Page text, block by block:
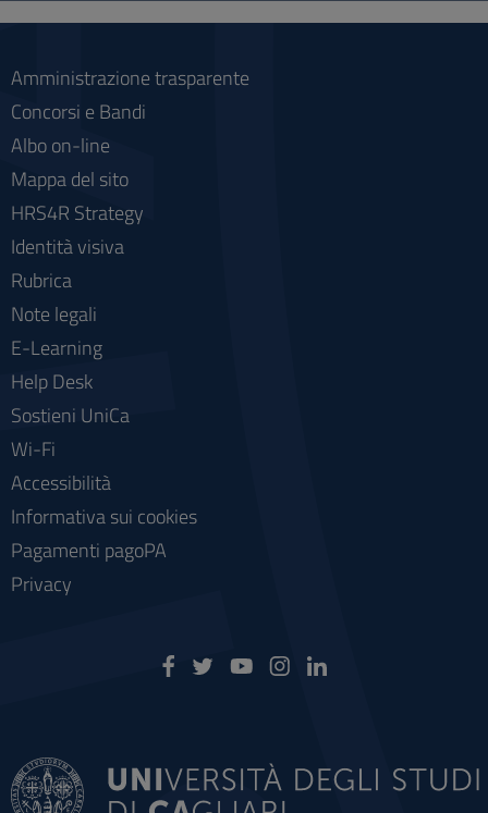
Amministrazione trasparente
Concorsi e Bandi
Albo on-line
Mappa del sito
HRS4R Strategy
Identità visiva
Rubrica
Note legali
E-Learning
Help Desk
Sostieni UniCa
Wi-Fi
Accessibilità
Informativa sui cookies
Pagamenti pagoPA
Privacy